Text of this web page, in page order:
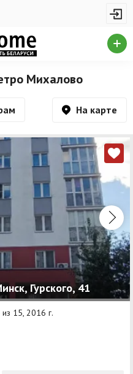
Михалово
На карте
Гурского, 41
из 15, 2016 г.